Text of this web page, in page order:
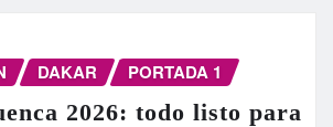
DAKAR PORTADA 1
2026: todo listo para